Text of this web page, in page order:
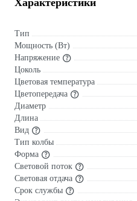
Характеристики
Тип
Мощность (Вт)
Напряжение
Цоколь
Цветовая температура
Цветопередача
Диаметр
Длина
Вид
Тип колбы
Форма
Световой поток
Световая отдача
Срок службы